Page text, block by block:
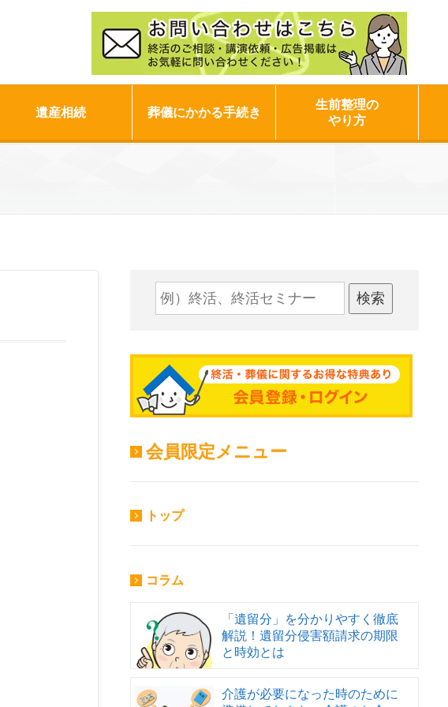
遺産相続 葬儀にかかる手続き
生前整理の
やり方
検索
会員限定メニュー
トップ
コラム
「遺留分」を分かりやすく徹底
解説！遺留分侵害額請求の期限
と時効とは
介護が必要になった時のために